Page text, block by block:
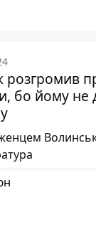
розгромив
бо йому не